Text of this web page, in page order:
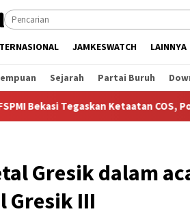
JAMKESWATCH LAINNYA
Sejarah Partai Buruh
Ketaatan COS, Porselope dan
Gresik dalam
Gresik III